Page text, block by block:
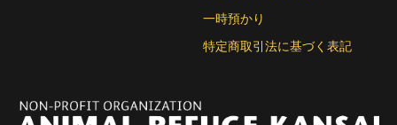
一時預かり
特定商取引法に基づく表記